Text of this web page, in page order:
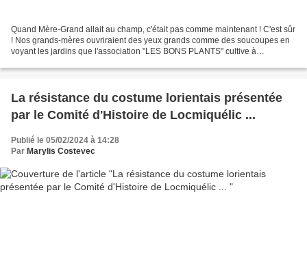
Quand Mère-Grand allait au champ, c'était pas comme maintenant ! C'est sûr
! Nos grands-mères ouvriraient des yeux grands comme des soucoupes en
voyant les jardins que l'association "LES BONS PLANTS" cultive à
La résistance du costume lorientais présentée
par le Comité d'Histoire de Locmiquélic ...
Publié le 05/02/2024 à 14:28
Par Marylis Costevec